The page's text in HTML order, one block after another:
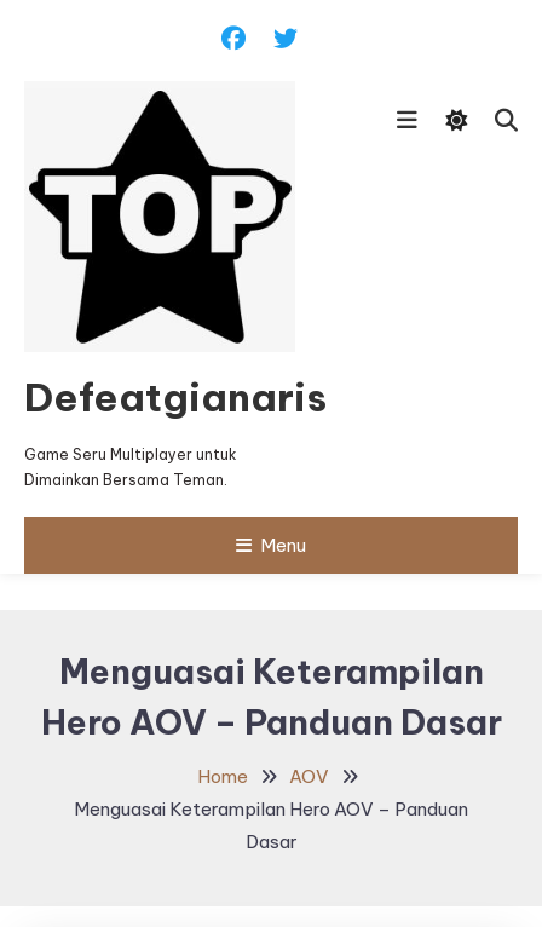
Defeatgianaris
Game Seru Multiplayer untuk
Dimainkan Bersama Teman.
Menu
Menguasai Keterampilan
Hero AOV – Panduan Dasar
Home
AOV
Menguasai Keterampilan Hero AOV – Panduan
Dasar